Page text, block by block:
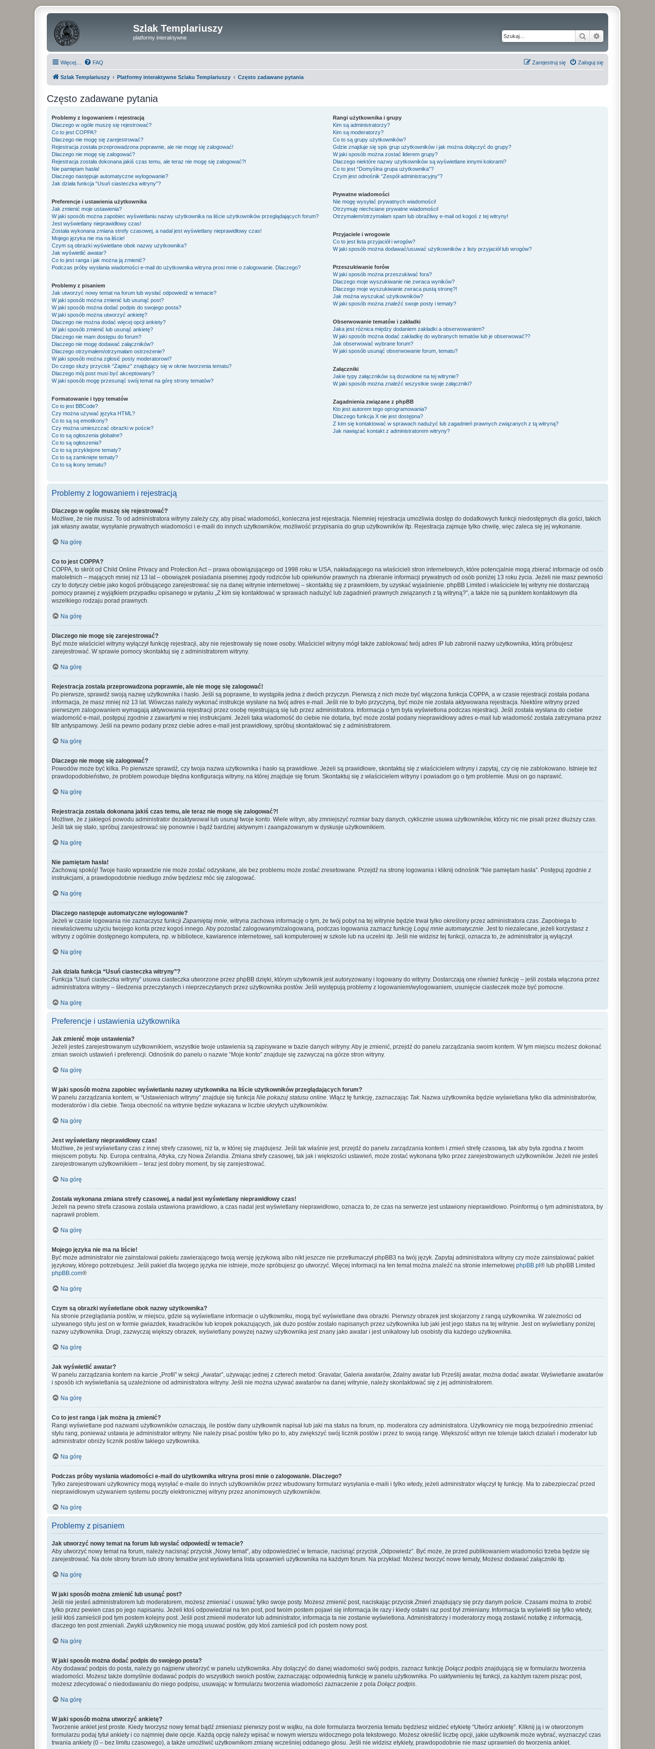
Szlak Templariuszy
platformy interaktywne Szukaj
Więcej… FAQ Zaloguj się
Zarejestruj się
Szlak Templariuszy Platformy interaktywne Szlaku Templariuszy Często zadawane pytania
Często zadawane pytania
Problemy z logowaniem i rejestracją
Dlaczego w ogóle muszę się rejestrować?
Co to jest COPPA?
Dlaczego nie mogę się zarejestrować?
Rejestracja została przeprowadzona poprawnie, ale nie mogę się zalogować!
Dlaczego nie mogę się zalogować?
Rejestracja została dokonana jakiś czas temu, ale teraz nie mogę się zalogować?!
Nie pamiętam hasła!
Dlaczego następuje automatyczne wylogowanie?
Jak działa funkcja “Usuń ciasteczka witryny”?
Preferencje i ustawienia użytkownika
Jak zmienić moje ustawienia?
W jaki sposób można zapobiec wyświetlaniu nazwy użytkownika na liście użytkowników przeglądających forum?
Jest wyświetlany nieprawidłowy czas!
Została wykonana zmiana strefy czasowej, a nadal jest wyświetlany nieprawidłowy czas!
Mojego języka nie ma na liście!
Czym są obrazki wyświetlane obok nazwy użytkownika?
Jak wyświetlić awatar?
Co to jest ranga i jak można ją zmienić?
Podczas próby wysłania wiadomości e-mail do użytkownika witryna prosi mnie o zalogowanie. Dlaczego?
Problemy z pisaniem
Jak utworzyć nowy temat na forum lub wysłać odpowiedź w temacie?
W jaki sposób można zmienić lub usunąć post?
W jaki sposób można dodać podpis do swojego posta?
W jaki sposób można utworzyć ankietę?
Dlaczego nie można dodać więcej opcji ankiety?
W jaki sposób zmienić lub usunąć ankietę?
Dlaczego nie mam dostępu do forum?
Dlaczego nie mogę dodawać załączników?
Dlaczego otrzymałem/otrzymałam ostrzeżenie?
W jaki sposób można zgłosić posty moderatorowi?
Do czego służy przycisk “Zapisz” znajdujący się w oknie tworzenia tematu?
Dlaczego mój post musi być akceptowany?
W jaki sposób mogę przesunąć swój temat na górę strony tematów?
Formatowanie i typy tematów
Co to jest BBCode?
Czy można używać języka HTML?
Co to są są emotikony?
Czy można umieszczać obrazki w poście?
Co to są ogłoszenia globalne?
Co to są ogłoszenia?
Co to są przyklejone tematy?
Co to są zamknięte tematy?
Co to są ikony tematu?
Rangi użytkownika i grupy
Kim są administratorzy?
Kim są moderatorzy?
Co to są grupy użytkowników?
Gdzie znajduje się spis grup użytkowników i jak można dołączyć do grupy?
W jaki sposób można zostać liderem grupy?
Dlaczego niektóre nazwy użytkowników są wyświetlane innymi kolorami?
Co to jest “Domyślna grupa użytkownika”?
Czym jest odnośnik “Zespół administracyjny”?
Prywatne wiadomości
Nie mogę wysyłać prywatnych wiadomości!
Otrzymuję niechciane prywatne wiadomości!
Otrzymałem/otrzymałam spam lub obraźliwy e-mail od kogoś z tej witryny!
Przyjaciele i wrogowie
Co to jest lista przyjaciół i wrogów?
W jaki sposób można dodawać/usuwać użytkowników z listy przyjaciół lub wrogów?
Przeszukiwanie forów
W jaki sposób można przeszukiwać fora?
Dlaczego moje wyszukiwanie nie zwraca wyników?
Dlaczego moje wyszukiwanie zwraca pustą stronę?!
Jak można wyszukać użytkowników?
W jaki sposób można znaleźć swoje posty i tematy?
Obserwowanie tematów i zakładki
Jaka jest różnica między dodaniem zakładki a obserwowaniem?
W jaki sposób można dodać zakładkę do wybranych tematów lub je obserwować??
Jak obserwować wybrane forum?
W jaki sposób usunąć obserwowanie forum, tematu?
Załączniki
Jakie typy załączników są dozwolone na tej witrynie?
W jaki sposób można znaleźć wszystkie swoje załączniki?
Zagadnienia związane z phpBB
Kto jest autorem tego oprogramowania?
Dlaczego funkcja X nie jest dostępna?
Z kim się kontaktować w sprawach nadużyć lub zagadnień prawnych związanych z tą witryną?
Jak nawiązać kontakt z administratorem witryny?
Problemy z logowaniem i rejestracją
Dlaczego w ogóle muszę się rejestrować?
Możliwe, że nie musisz. To od administratora witryny zależy czy, aby pisać wiadomości, konieczna jest rejestracja. Niemniej rejestracja umożliwia dostęp do dodatkowych funkcji niedostępnych dla gości, takich
jak własny awatar, wysyłanie prywatnych wiadomości i e-maili do innych użytkowników, możliwość przypisania do grup użytkowników itp. Rejestracja zajmuje tylko chwilę, więc zaleca się jej wykonanie.
Na górę
Co to jest COPPA?
COPPA, to skrót od Child Online Privacy and Protection Act – prawa obowiązującego od 1998 roku w USA, nakładającego na właścicieli stron internetowych, które potencjalnie mogą zbierać informacje od osób
małoletnich – mających mniej niż 13 lat – obowiązek posiadania pisemnej zgody rodziców lub opiekunów prawnych na zbieranie informacji prywatnych od osób poniżej 13 roku życia. Jeżeli nie masz pewności
czy to dotyczy ciebie jako kogoś próbującego zarejestrować się na danej witrynie internetowej – skontaktuj się z prawnikiem, by uzyskać wyjaśnienie. phpBB Limited i właściciele tej witryny nie dostarczają
pomocy prawnej z wyjątkiem przypadku opisanego w pytaniu „Z kim się kontaktować w sprawach nadużyć lub zagadnień prawnych związanych z tą witryną?”, a także nie są punktem kontaktowym dla
wszelkiego rodzaju porad prawnych.
Na górę
Dlaczego nie mogę się zarejestrować?
Być może właściciel witryny wyłączył funkcję rejestracji, aby nie rejestrowały się nowe osoby. Właściciel witryny mógł także zablokować twój adres IP lub zabronił nazwy użytkownika, którą próbujesz
zarejestrować. W sprawie pomocy skontaktuj się z administratorem witryny.
Na górę
Rejestracja została przeprowadzona poprawnie, ale nie mogę się zalogować!
Po pierwsze, sprawdź swoją nazwę użytkownika i hasło. Jeśli są poprawne, to wystąpiła jedna z dwóch przyczyn. Pierwszą z nich może być włączona funkcja COPPA, a w czasie rejestracji została podana
informacja, że masz mniej niż 13 lat. Wówczas należy wykonać instrukcje wysłane na twój adres e-mail. Jeśli nie to było przyczyną, być może nie została aktywowana rejestracja. Niektóre witryny przed
pierwszym zalogowaniem wymagają aktywowania rejestracji przez osobę rejestrującą się lub przez administratora. Informacja o tym była wyświetlona podczas rejestracji. Jeśli została wysłana do ciebie
wiadomość e-mail, postępuj zgodnie z zawartymi w niej instrukcjami. Jeżeli taka wiadomość do ciebie nie dotarła, być może został podany nieprawidłowy adres e-mail lub wiadomość została zatrzymana przez
filtr antyspamowy. Jeśli na pewno podany przez ciebie adres e-mail jest prawidłowy, spróbuj skontaktować się z administratorem.
Na górę
Dlaczego nie mogę się zalogować?
Powodów może być kilka. Po pierwsze sprawdź, czy twoja nazwa użytkownika i hasło są prawidłowe. Jeżeli są prawidłowe, skontaktuj się z właścicielem witryny i zapytaj, czy cię nie zablokowano. Istnieje też
prawdopodobieństwo, że problem powoduje błędna konfiguracja witryny, na której znajduje się forum. Skontaktuj się z właścicielem witryny i powiadom go o tym problemie. Musi on go naprawić.
Na górę
Rejestracja została dokonana jakiś czas temu, ale teraz nie mogę się zalogować?!
Możliwe, że z jakiegoś powodu administrator dezaktywował lub usunął twoje konto. Wiele witryn, aby zmniejszyć rozmiar bazy danych, cyklicznie usuwa użytkowników, którzy nic nie pisali przez dłuższy czas.
Jeśli tak się stało, spróbuj zarejestrować się ponownie i bądź bardziej aktywnym i zaangażowanym w dyskusje użytkownikiem.
Na górę
Nie pamiętam hasła!
Zachowaj spokój! Twoje hasło wprawdzie nie może zostać odzyskane, ale bez problemu może zostać zresetowane. Przejdź na stronę logowania i kliknij odnośnik “Nie pamiętam hasła”. Postępuj zgodnie z
instrukcjami, a prawdopodobnie niedługo znów będziesz móc się zalogować.
Na górę
Dlaczego następuje automatyczne wylogowanie?
Jeżeli w czasie logowania nie zaznaczysz funkcji Zapamiętaj mnie , witryna zachowa informację o tym, że twój pobyt na tej witrynie będzie trwał tylko określony przez administratora czas. Zapobiega to
niewłaściwemu użyciu twojego konta przez kogoś innego. Aby pozostać zalogowanym/zalogowaną, podczas logowania zaznacz funkcję Loguj mnie automatycznie . Jest to niezalecane, jeżeli korzystasz z
witryny z ogólnie dostępnego komputera, np. w bibliotece, kawiarence internetowej, sali komputerowej w szkole lub na uczelni itp. Jeśli nie widzisz tej funkcji, oznacza to, że administrator ją wyłączył.
Na górę
Jak działa funkcja “Usuń ciasteczka witryny”?
Funkcja “Usuń ciasteczka witryny” usuwa ciasteczka utworzone przez phpBB dzięki, którym użytkownik jest autoryzowany i logowany do witryny. Dostarczają one również funkcję – jeśli została włączona przez
administratora witryny – śledzenia przeczytanych i nieprzeczytanych przez użytkownika postów. Jeśli występują problemy z logowaniem/wylogowaniem, usunięcie ciasteczek może być pomocne.
Na górę
Preferencje i ustawienia użytkownika
Jak zmienić moje ustawienia?
Jeżeli jesteś zarejestrowanym użytkownikiem, wszystkie twoje ustawienia są zapisywane w bazie danych witryny. Aby je zmienić, przejdź do panelu zarządzania swoim kontem. W tym miejscu możesz dokonać
zmian swoich ustawień i preferencji. Odnośnik do panelu o nazwie “Moje konto” znajduje się zazwyczaj na górze stron witryny.
Na górę
W jaki sposób można zapobiec wyświetlaniu nazwy użytkownika na liście użytkowników przeglądających forum?
W panelu zarządzania kontem, w “Ustawieniach witryny” znajduje się funkcja Nie pokazuj statusu online . Włącz tę funkcję, zaznaczając Tak. Nazwa użytkownika będzie wyświetlana tylko dla administratorów,
moderatorów i dla ciebie. Twoja obecność na witrynie będzie wykazana w liczbie ukrytych użytkowników.
Na górę
Jest wyświetlany nieprawidłowy czas!
Możliwe, że jest wyświetlany czas z innej strefy czasowej, niż ta, w której się znajdujesz. Jeśli tak właśnie jest, przejdź do panelu zarządzania kontem i zmień strefę czasową, tak aby była zgodna z twoim
miejscem pobytu. Np. Europa centralna, Afryka, czy Nowa Zelandia. Zmiana strefy czasowej, tak jak i większości ustawień, może zostać wykonana tylko przez zarejestrowanych użytkowników. Jeżeli nie jesteś
zarejestrowanym użytkownikiem – teraz jest dobry moment, by się zarejestrować.
Na górę
Została wykonana zmiana strefy czasowej, a nadal jest wyświetlany nieprawidłowy czas!
Jeżeli na pewno strefa czasowa została ustawiona prawidłowo, a czas nadal jest wyświetlany nieprawidłowo, oznacza to, że czas na serwerze jest ustawiony nieprawidłowo. Poinformuj o tym administratora, by
naprawił problem.
Na górę
Mojego języka nie ma na liście!
Być może administrator nie zainstalował pakietu zawierającego twoją wersję językową albo nikt jeszcze nie przetłumaczył phpBB3 na twój język. Zapytaj administratora witryny czy może zainstalować pakiet
językowy, którego potrzebujesz. Jeśli pakiet dla twojego języka nie istnieje, może spróbujesz go utworzyć. Więcej informacji na ten temat można znaleźć na stronie internetowej phpBB.pl® lub phpBB Limited
phpBB.com®
Na górę
Czym są obrazki wyświetlane obok nazwy użytkownika?
Na stronie przeglądania postów, w miejscu, gdzie są wyświetlane informacje o użytkowniku, mogą być wyświetlane dwa obrazki. Pierwszy obrazek jest skojarzony z rangą użytkownika. W zależności od
używanego stylu jest on w formie gwiazdek, kwadracików lub kropek pokazujących, jak dużo postów zostało napisanych przez użytkownika lub jaki jest jego status na tej witrynie. Jest on wyświetlany poniżej
nazwy użytkownika. Drugi, zazwyczaj większy obrazek, wyświetlany powyżej nazwy użytkownika jest znany jako awatar i jest unikatowy lub osobisty dla każdego użytkownika.
Na górę
Jak wyświetlić awatar?
W panelu zarządzania kontem na karcie „Profil” w sekcji „Awatar”, używając jednej z czterech metod: Gravatar, Galeria awatarów, Zdalny awatar lub Prześlij awatar, można dodać awatar. Wyświetlanie awatarów
i sposób ich wyświetlania są uzależnione od administratora witryny. Jeśli nie można używać awatarów na danej witrynie, należy skontaktować się z jej administratorem.
Na górę
Co to jest ranga i jak można ją zmienić?
Rangi wyświetlane pod nazwami użytkowników oznaczają, ile postów dany użytkownik napisał lub jaki ma status na forum, np. moderatora czy administratora. Użytkownicy nie mogą bezpośrednio zmieniać
stylu rang, ponieważ ustawia je administrator witryny. Nie należy pisać postów tylko po to, aby zwiększyć swój licznik postów i przez to swoją rangę. Większość witryn nie toleruje takich działań i moderator lub
administrator obniży licznik postów takiego użytkownika.
Na górę
Podczas próby wysłania wiadomości e-mail do użytkownika witryna prosi mnie o zalogowanie. Dlaczego?
Tylko zarejestrowani użytkownicy mogą wysyłać e-maile do innych użytkowników przez wbudowany formularz wysyłania e-maili i tylko wtedy, jeżeli administrator włączył tę funkcję. Ma to zabezpieczać przed
nieprawidłowym używaniem systemu poczty elektronicznej witryny przez anonimowych użytkowników.
Na górę
Problemy z pisaniem
Jak utworzyć nowy temat na forum lub wysłać odpowiedź w temacie?
Aby utworzyć nowy temat na forum, należy nacisnąć przycisk „Nowy temat”, aby odpowiedzieć w temacie, nacisnąć przycisk „Odpowiedz”. Być może, że przed publikowaniem wiadomości trzeba będzie się
zarejestrować. Na dole strony forum lub strony tematów jest wyświetlana lista uprawnień użytkownika na każdym forum. Na przykład: Możesz tworzyć nowe tematy, Możesz dodawać załączniki itp.
Na górę
W jaki sposób można zmienić lub usunąć post?
Jeśli nie jesteś administratorem lub moderatorem, możesz zmieniać i usuwać tylko swoje posty. Możesz zmienić post, naciskając przycisk Zmień znajdujący się przy danym poście. Czasami można to zrobić
tylko przez pewien czas po jego napisaniu. Jeżeli ktoś odpowiedział na ten post, pod twoim postem pojawi się informacja ile razy i kiedy ostatni raz post był zmieniany. Informacja ta wyświetli się tylko wtedy,
jeśli ktoś zamieścił pod tym postem kolejny post. Jeśli post zmienił moderator lub administrator, informacja ta nie zostanie wyświetlona. Administratorzy i moderatorzy mogą zostawić notatkę z informacją,
dlaczego ten post zmieniali. Zwykli użytkownicy nie mogą usuwać postów, gdy ktoś zamieścił pod ich postem nowy post.
Na górę
W jaki sposób można dodać podpis do swojego posta?
Aby dodawać podpis do posta, należy go najpierw utworzyć w panelu użytkownika. Aby dołączyć do danej wiadomości swój podpis, zaznacz funkcję Dołącz podpis znajdującą się w formularzu tworzenia
wiadomości. Możesz także domyślnie dodawać podpis do wszystkich swoich postów, zaznaczając odpowiednią funkcję w panelu użytkownika. Po uaktywnieniu tej funkcji, za każdym razem pisząc post,
możesz zdecydować o niedodawaniu do niego podpisu, usuwając w formularzu tworzenia wiadomości zaznaczenie z pola Dołącz podpis
Na górę
W jaki sposób można utworzyć ankietę?
Tworzenie ankiet jest proste. Kiedy tworzysz nowy temat bądź zmieniasz pierwszy post w wątku, na dole formularza tworzenia tematu będziesz widzieć etykietę “Utwórz ankietę”. Kliknij ją i w otworzonym
formularzu podaj tytuł ankiety i co najmniej dwie opcje. Każdą opcję należy wpisać w nowym wierszu widocznego pola tekstowego. Możesz określić liczbę opcji, jakie użytkownik może wybrać, wyznaczyć czas
trwania ankiety (0 – bez limitu czasowego), a także umożliwić użytkownikom zmianę wcześniej oddanego głosu. Jeśli nie widzisz etykiety, prawdopodobnie nie masz uprawnień do tworzenia ankiet.